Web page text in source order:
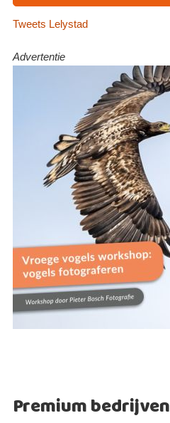
Tweets Lelystad
Advertentie
Premium bedrijven